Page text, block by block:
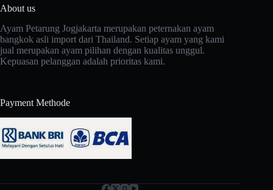
About us
Ayam Petarung Jogjakarta merupakan peternakan ayam
bangkok asli import dari Thailand. Setiap ayam yang kami
jual merupakan ayam pilihan dengan kualitas unggul.
Kepuasan pelanggan adalah prioritas kami.
Payment Methode